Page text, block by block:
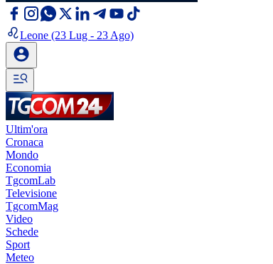
Leone (23 Lug - 23 Ago)
Ultim'ora
Cronaca
Mondo
Economia
TgcomLab
Televisione
TgcomMag
Video
Schede
Sport
Meteo